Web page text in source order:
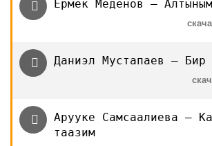
Ермек Меденов — Алтыным
Даниэл Мустапаев — Бир
Арууке Самсаалиева —
таазим